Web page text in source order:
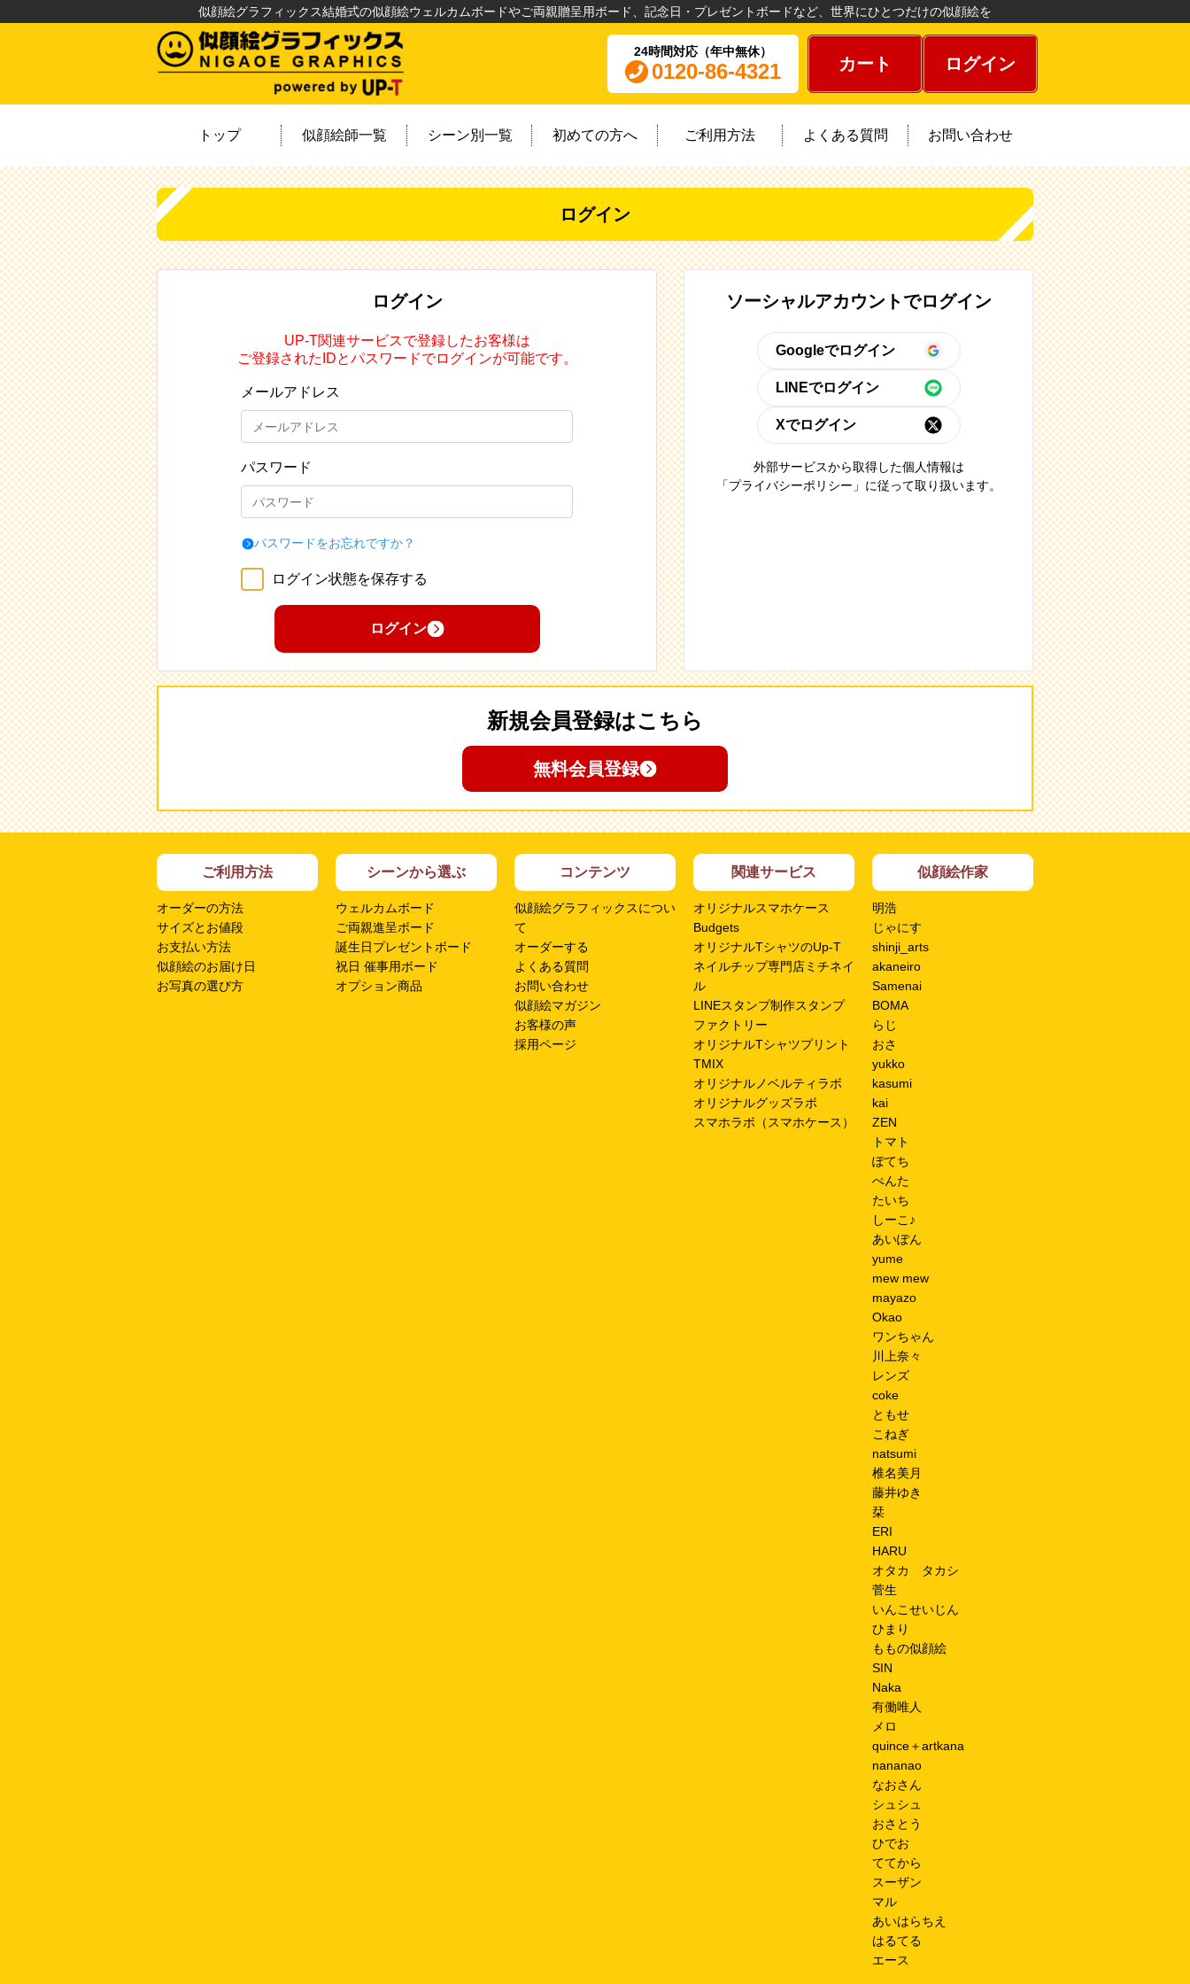
似顔絵グラフィックス結婚式の似顔絵ウェルカムボードやご両親贈呈用ボード、記念日・プレゼントボードなど、世界にひとつだけの似顔絵を
24時間対応（年中無休）
0120-86-4321 カート ログイン
トップ 似顔絵師一覧 シーン別一覧 初めての方へ ご利用方法 よくある質問 お問い合わせ
ログイン
ログイン
UP-T関連サービスで登録したお客様は
ご登録されたIDとパスワードでログインが可能です。
メールアドレス
パスワード
パスワードをお忘れですか？
ログイン状態を保存する
ログイン
ソーシャルアカウントでログイン
Googleでログイン
LINEでログイン
Xでログイン
外部サービスから取得した個人情報は
「プライバシーポリシー」に従って取り扱います。
新規会員登録はこちら
無料会員登録
ご利用方法
オーダーの方法
サイズとお値段
お支払い方法
似顔絵のお届け日
お写真の選び方
シーンから選ぶ
ウェルカムボード
ご両親進呈ボード
誕生日プレゼントボード
祝日 催事用ボード
オプション商品
コンテンツ
似顔絵グラフィックスについ
て
オーダーする
よくある質問
お問い合わせ
似顔絵マガジン
お客様の声
採用ページ
関連サービス
オリジナルスマホケース
Budgets
オリジナルTシャツのUp-T
ネイルチップ専門店ミチネイ
ル
LINEスタンプ制作スタンプ
ファクトリー
オリジナルTシャツプリント
TMIX
オリジナルノベルティラボ
オリジナルグッズラボ
スマホラボ（スマホケース）
似顔絵作家
明浩
じゃにす
shinji_arts
akaneiro
Samenai
BOMA
らじ
おさ
yukko
kasumi
kai
ZEN
トマト
ぽてち
ぺんた
たいち
しーこ♪
あいぽん
yume
mew mew
mayazo
Okao
ワンちゃん
川上奈々
レンズ
coke
ともせ
こねぎ
natsumi
椎名美月
藤井ゆき
栞
ERI
HARU
オタカ タカシ
菅生
いんこせいじん
ひまり
ももの似顔絵
SIN
Naka
有働唯人
メロ
quince＋artkana
nananao
なおさん
シュシュ
おさとう
ひでお
ててから
スーザン
マル
あいはらちえ
はるてる
エース